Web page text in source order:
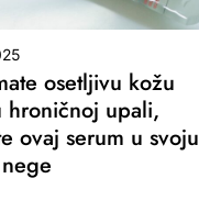
osetljivu kožu
hroničnoj upali,
ovaj serum u svoju